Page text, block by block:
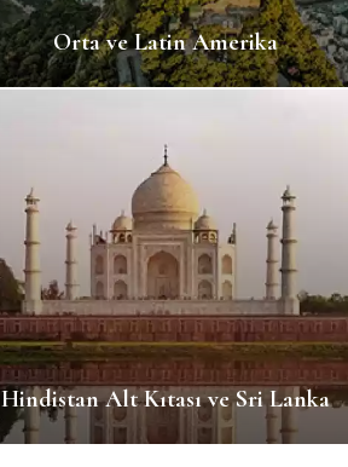
Orta ve Latin Amerika
Hindistan Alt Kıtası ve Sri Lanka